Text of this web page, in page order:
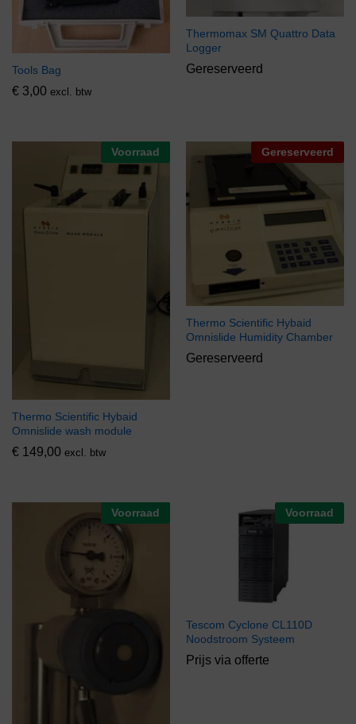
Tools Bag
€ 3,00 excl. btw
Thermomax SM Quattro Data
Logger
Gereserveerd
Voorraad
Thermo Scientific Hybaid
Omnislide wash module
€ 149,00 excl. btw
Gereserveerd
Thermo Scientific Hybaid
Omnislide Humidity Chamber
Gereserveerd
Voorraad Voorraad
Tescom Cyclone CL110D
Noodstroom Systeem
Prijs via offerte